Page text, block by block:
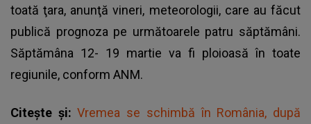
toată ţara, anunţă vineri, meteorologii, care au făcut
publică prognoza pe următoarele patru săptămâni.
Săptămâna 12- 19 martie va fi ploioasă în toate
regiunile, conform ANM.
Citește și:Vremea se schimbă în România, după